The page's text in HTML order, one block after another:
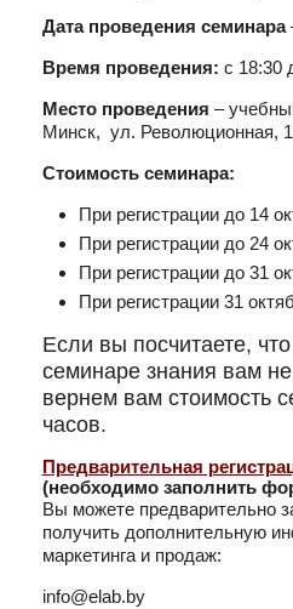
Дата проведения семинара
Время проведения: с 18:30
Место проведения –
Минск, ул. Революционная,
Стоимость семинара:
При регистрации до 14
При регистрации до 24
При регистрации до 31
При регистрации 31
Если вы посчитаете,
семинаре знания вам
вернем вам стоимость
часов.
Предварительная
(необходимо заполнить
Вы можете предварительно
получить дополнительную
маркетинга и продаж:
info@elab.by